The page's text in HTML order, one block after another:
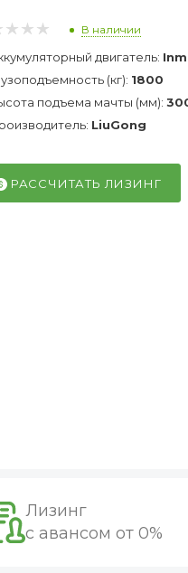
В наличии
двигатель:
(кг): 1800
подъема мачты (мм):
LiuGong
РАССЧИТАТЬ ЛИЗИНГ
Лизинг
с авансом от 0%